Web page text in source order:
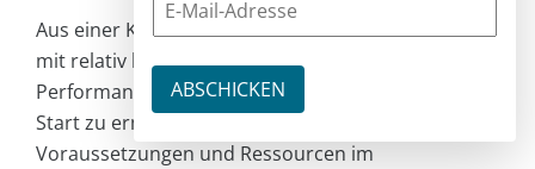
Aus einer KI-Perspektive ist es wichtig, dass bereits
mit relativ kleinen Datenmengen eine gute
Performanz erzielt wird, um damit einen schnellen
Start zu ermöglichen. Des Weiteren müssen die
Voraussetzungen und Ressourcen im